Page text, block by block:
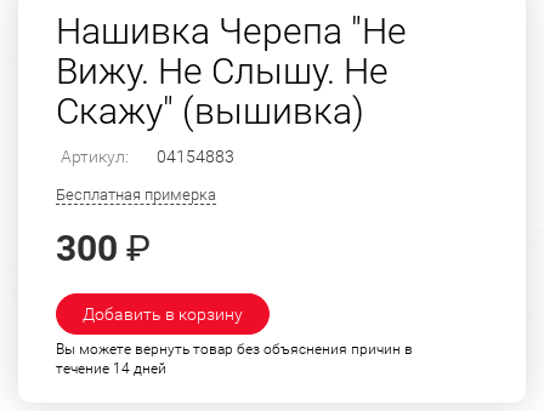
Нашивка Черепа "Не
Вижу. Не Слышу. Не
Скажу" (вышивка)
Артикул: 04154883
Бесплатная примерка
300 ₽
Добавить в корзину
Вы можете вернуть товар без объяснения причин в
течение 14 дней